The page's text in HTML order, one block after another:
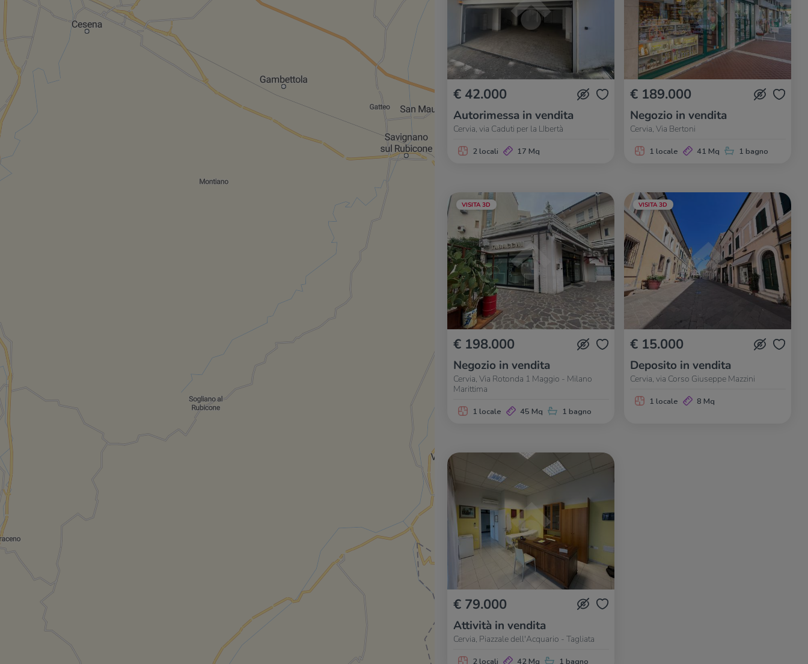
€ 42.000
Autorimessa in vendita
Cervia, via Caduti per la LIbertà
2 locali 17 Mq
€ 189.000
Negozio in vendita
Cervia, Via Bertoni
1 locale 41 Mq 1 bagno
VISITA 3D
€ 198.000
Negozio in vendita
Cervia, Via Rotonda 1 Maggio - Milano
Marittima
1 locale 45 Mq 1 bagno
VISITA 3D
€ 15.000
Deposito in vendita
Cervia, via Corso Giuseppe Mazzini
1 locale 8 Mq
€ 79.000
Attività in vendita
Cervia, Piazzale dell'Acquario - Tagliata
2 locali 42 Mq 1 bagno